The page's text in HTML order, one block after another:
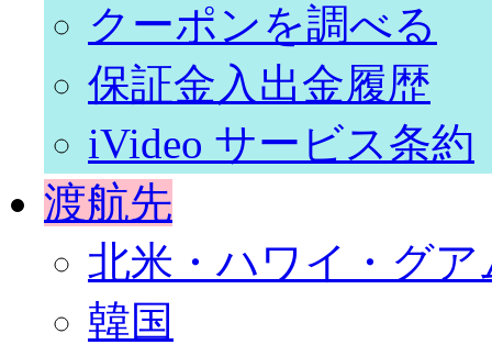
クーポンを調べる
保証金入出金履歴
iVideo サービス条約
渡航先
北米・ハワイ・グア
韓国